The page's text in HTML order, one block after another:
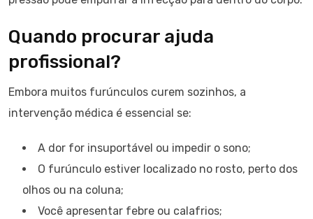
Quando procurar ajuda
profissional?
Embora muitos furúnculos curem sozinhos, a
intervenção médica é essencial se:
A dor for insuportável ou impedir o sono;
O furúnculo estiver localizado no rosto, perto dos
olhos ou na coluna;
Você apresentar febre ou calafrios;